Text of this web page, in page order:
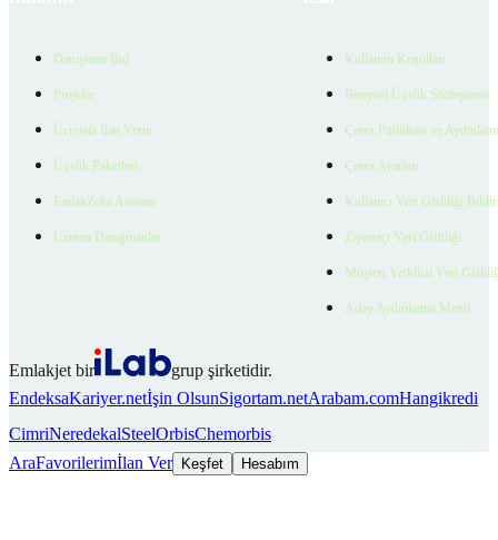
Danışman Bul
Projeler
Ücretsiz İlan Verin
Üyelik Paketleri
EmlakZeka Asistan
Uzman Danışmanlar
Kullanım Koşulları
Bireysel Üyelik Sözleşmesi
Çerez Politikası ve
Çerez Ayarları
Kullanıcı Veri Gizliliği
Ziyaretçi Veri Gizliliği
Müşteri Yetkilisi Veri
Aday Aydınlatma Metni
Emlakjet bir
grup şirketidir.
EndeksaKariyer.netİşin OlsunSigortam.netArabam.comHangikredi
CimriNeredekalSteelOrbisChemorbis
AraFavorilerimİlan Ver Keşfet Hesabım